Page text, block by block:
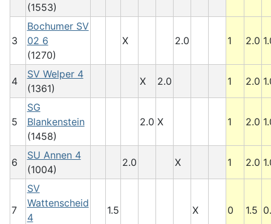
(1553)
3
Bochumer SV
02 6
(1270)
X 2.0 1 2.0
4
SV Welper 4
(1361)
X 2.0 1 2.0
5
SG
Blankenstein
(1458)
2.0 X 1 2.0
6
SU Annen 4
(1004)
2.0 X 1 2.0
7
SV
Wattenscheid
4
1.5 X 0 1.5